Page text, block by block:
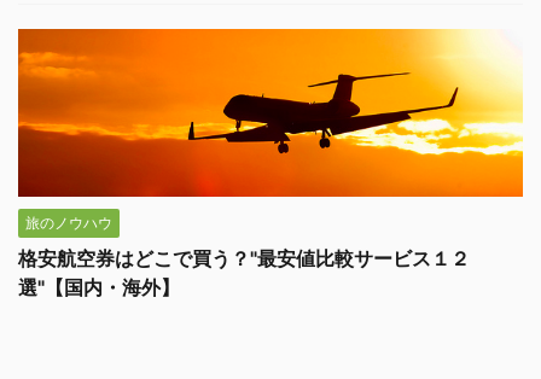
旅のノウハウ
格安航空券はどこで買う？"最安値比較サービス１２
選"【国内・海外】